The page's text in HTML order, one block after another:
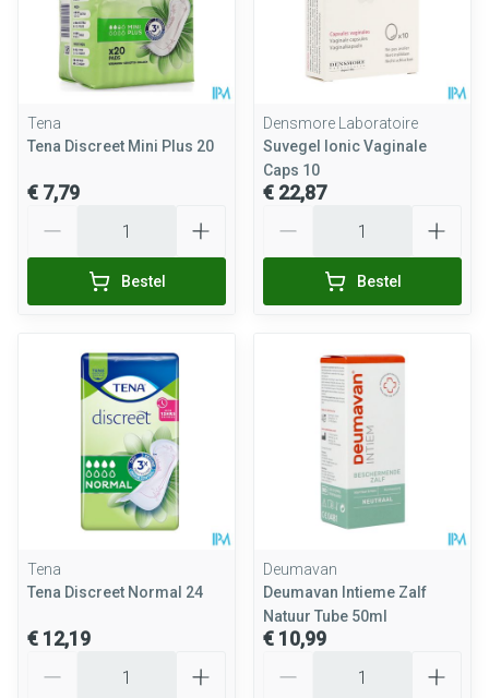
Tena
Tena Discreet Mini Plus 20
€ 7,79
Bestel
Densmore Laboratoire
Suvegel Ionic Vaginale
Caps 10
€ 22,87
Bestel
Tena
Tena Discreet Normal 24
€ 12,19
Deumavan
Deumavan Intieme Zalf
Natuur Tube 50ml
€ 10,99